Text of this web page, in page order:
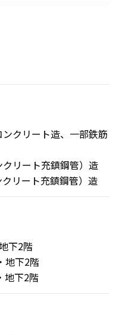
クリート造、一部鉄筋
リート充鎮鋼管）造
リート充鎮鋼管）造
下2階
地下2階
地下2階